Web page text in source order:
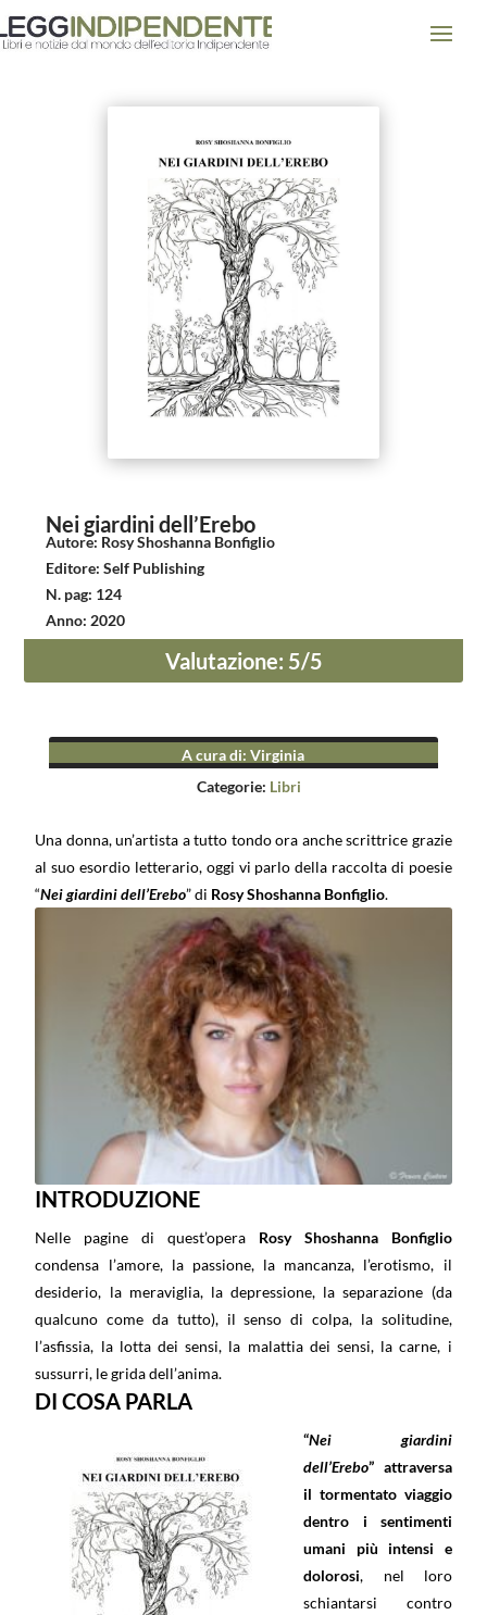
Nei giardini dell’Erebo
Autore: Rosy Shoshanna Bonfiglio
Editore:Self Publishing
N. pag: 124
Anno: 2020
Valutazione: 5/5
A cura di:Virginia
Categorie: Libri
Una donna, un’artista a tutto tondo ora anche scrittrice grazie
al suo esordio letterario, oggi vi parlo della raccolta di poesie
“Nei giardini dell’Erebo” di Rosy Shoshanna Bonfiglio.
INTRODUZIONE
Nelle pagine di quest’opera Rosy Shoshanna Bonfiglio
condensa l’amore, la passione, la mancanza, l’erotismo, il
desiderio, la meraviglia, la depressione, la separazione (da
qualcuno come da tutto), il senso di colpa, la solitudine,
l’asfissia, la lotta dei sensi, la malattia dei sensi, la carne, i
sussurri, le grida dell’anima.
DI COSA PARLA
“Nei giardini
dell’Erebo” attraversa
il tormentato viaggio
dentro i sentimenti
umani più intensi e
dolorosi, nel loro
schiantarsi contro